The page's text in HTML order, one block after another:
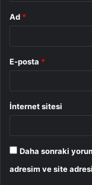
Ad *
E-posta *
İnternet sitesi
Daha sonraki
adresim ve site